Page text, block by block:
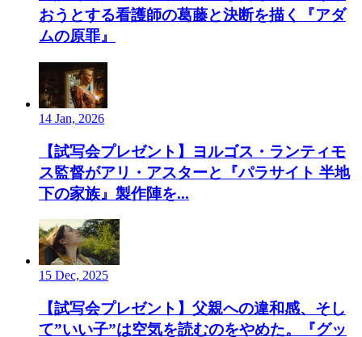
おうとする看護師の葛藤と決断を描く『アダ
ムの原罪』
14 Jan, 2026
【試写会プレゼント】ヨルゴス・ランティモ
ス監督がアリ・アスターと『パラサイト 半地
下の家族』製作陣を...
15 Dec, 2025
【試写会プレゼント】父親への違和感、そし
て”いい子”は空気を読むのをやめた。『グッ